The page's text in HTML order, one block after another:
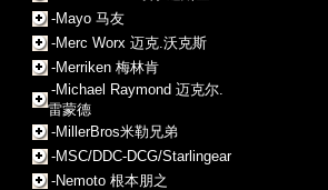
-Mayo 马友
-Merc Worx 迈克.沃克斯
-Merriken 梅林肯
-Michael Raymond 迈克尔.
雷蒙德
-MillerBros米勒兄弟
-MSC/DDC-DCG/Starlingear
-Nemoto 根本朋之